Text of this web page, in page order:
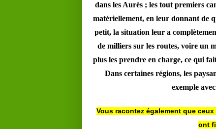
dans les Aurès ; les tout premiers
matériellement, en leur donnant de
petit, la situation leur a
de milliers sur les routes, voire un
plus les prendre en charge, ce qui
Dans certaines régions, les
exemple
Vous racontez également que
ont